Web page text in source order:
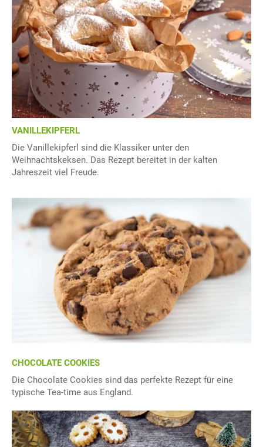
VANILLEKIPFERL
Die Vanillekipferl sind die Klassiker unter den
Weihnachtskeksen. Das Rezept bereitet in der kalten
Jahreszeit viel Freude.
CHOCOLATE COOKIES
Die Chocolate Cookies sind das perfekte Rezept für eine
typische Tea-time aus England.